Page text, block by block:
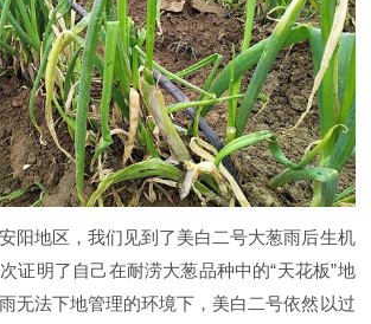
阳地区，我们见到了美白二号大葱雨后生机
证明了自己在耐涝大葱品种中的“天花板”地
无法下地管理的环境下，美白二号依然以过